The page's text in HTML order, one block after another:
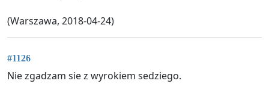
(Warszawa, 2018-04-24)
#1126
Nie zgadzam sie z wyrokiem sedziego.